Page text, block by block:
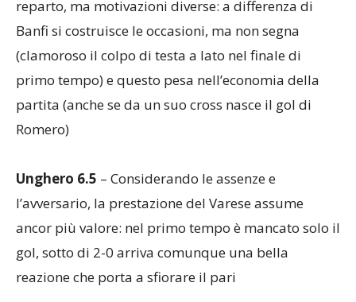
Barzotti 5.5– Stesso voto del compagno di
reparto, ma motivazioni diverse: a differenza di
Banfi si costruisce le occasioni, ma non segna
(clamoroso il colpo di testa a lato nel finale di
primo tempo) e questo pesa nell’economia della
partita (anche se da un suo cross nasce il gol di
Unghero 6.5– Considerando le assenze e
l’avversario, la prestazione del Varese assume
ancor più valore: nel primo tempo è mancato solo il
gol, sotto di 2-0 arriva comunque una bella